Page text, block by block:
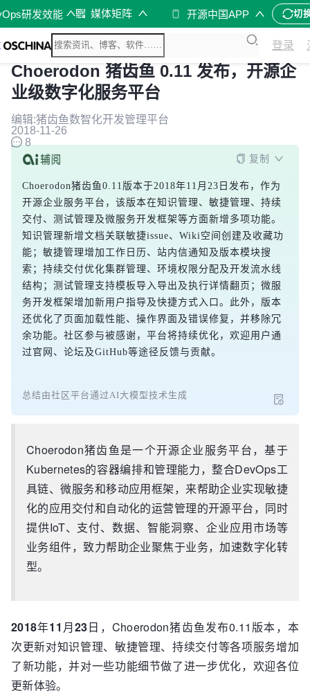
研发效能 媒体矩阵 开源中国APP 切
登录
Choerodon 猪齿鱼 0.11 发布，开源企
业级数字化服务平台
编辑:猪齿鱼数智化开发管理平台
2018-11-26
8
复制
Choerodon猪齿鱼0.11版本于2018年11月23日发布，作为
开源企业服务平台，该版本在知识管理、敏捷管理、持续
交付、测试管理及微服务开发框架等方面新增多项功能。
知识管理新增文档关联敏捷issue、Wiki空间创建及收藏功
能；敏捷管理增加工作日历、站内信通知及版本模块搜
索；持续交付优化集群管理、环境权限分配及开发流水线
结构；测试管理支持模板导入导出及执行详情翻页；微服
务开发框架增加新用户指导及快捷方式入口。此外，版本
还优化了页面加载性能、操作界面及错误修复，并移除冗
余功能。社区参与被感谢，平台将持续优化，欢迎用户通
过官网、论坛及GitHub等途径反馈与贡献。
总结由社区平台通过AI大模型技术生成
Choerodon猪齿鱼是一个开源企业服务平台，基于
Kubernetes的容器编排和管理能力，整合DevOps工
具链、微服务和移动应用框架，来帮助企业实现敏捷
化的应用交付和自动化的运营管理的开源平台，同时
提供IoT、支付、数据、智能洞察、企业应用市场等
业务组件，致力帮助企业聚焦于业务，加速数字化转
型。
2018年11 月23日，Choerodon猪齿鱼发布0.11版本，本
次更新对知识管理、敏捷管理、持续交付等各项服务增加
了新功能，并对一些功能细节做了进一步优化，欢迎各位
更新体验。